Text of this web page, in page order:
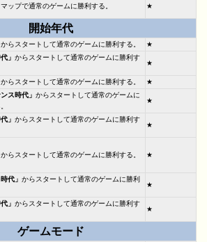
マップで通常のゲームに勝利する。 ★
開始年代
からスタートして通常のゲームに勝利する。 ★
」 からスタートして通常のゲームに勝利す
★
からスタートして通常のゲームに勝利する。 ★
ス時代」 からスタートして通常のゲームに
★
」 からスタートして通常のゲームに勝利す
★
からスタートして通常のゲームに勝利する。 ★
代」 からスタートして通常のゲームに勝利
★
」 からスタートして通常のゲームに勝利す
★
ゲームモード